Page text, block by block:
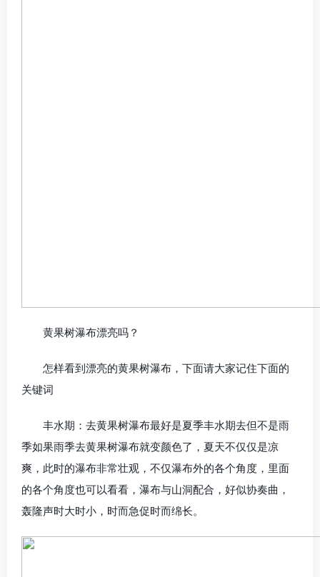
黄果树瀑布漂亮吗？
怎样看到漂亮的黄果树瀑布，下面请大家记住下面的
关键词
丰水期：去黄果树瀑布最好是夏季丰水期去但不是雨
季如果雨季去黄果树瀑布就变颜色了，夏天不仅仅是凉
爽，此时的瀑布非常壮观，不仅瀑布外的各个角度，里面
的各个角度也可以看看，瀑布与山洞配合，好似协奏曲，
轰隆声时大时小，时而急促时而绵长。